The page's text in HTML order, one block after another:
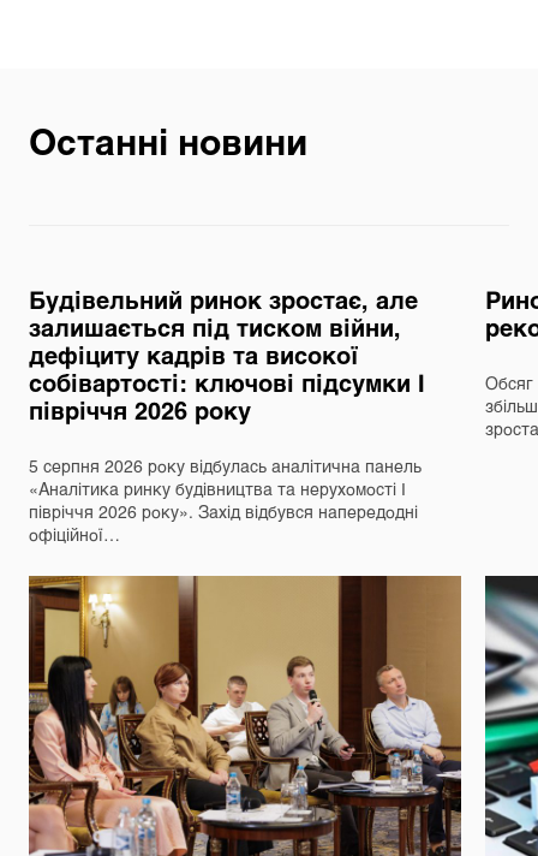
Останні новини
Будівельний ринок зростає, але
залишається під тиском війни,
дефіциту кадрів та високої
собівартості: ключові підсумки І
півріччя 2026 року
5 серпня 2026 року відбулась аналітична панель
«Аналітика ринку будівництва та нерухомості І
півріччя 2026 року». Захід відбувся напередодні
офіційної…
Обсяг